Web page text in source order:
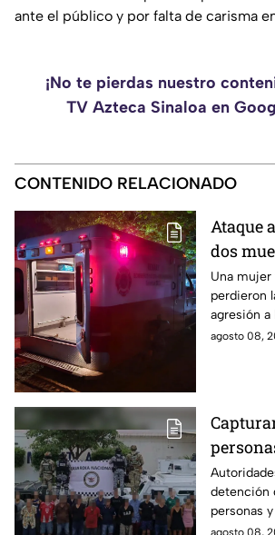
ante el público y por falta de carisma
¡No te pierdas nuestro
TV Azteca Sinaloa en
CONTENIDO RELACIONADO
Ataque
dos
herido
Unión,
Una
perdieron
agresión a
este
agosto 08,
arsenal
detención
personas
de armas
agosto 08,